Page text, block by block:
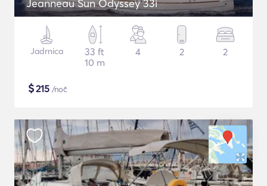
Jeanneau Sun Odyssey 33i
Jadrnica
33 ft
10 m
4 2 2
$215 /noč